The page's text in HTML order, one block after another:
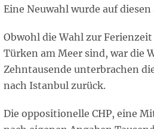
Eine Neuwahl wurde auf
Obwohl die Wahl zur
Türken am Meer sind, war die
Zehntausende unterbrachen
nach Istanbul zurück.
Die oppositionelle CHP, eine